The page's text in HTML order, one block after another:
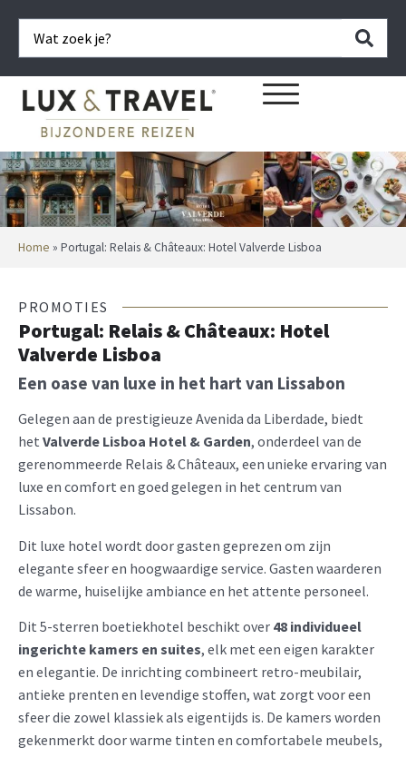
Home » Portugal: Relais & Châteaux: Hotel Valverde Lisboa
PROMOTIES
Portugal: Relais & Châteaux: Hotel
Valverde Lisboa
Een oase van luxe in het hart van Lissabon
Gelegen aan de prestigieuze Avenida da Liberdade, biedt
het Valverde Lisboa Hotel & Garden, onderdeel van de
gerenommeerde Relais & Châteaux, een unieke ervaring van
luxe en comfort en goed gelegen in het centrum van
Lissabon. ​
Dit luxe hotel wordt door gasten geprezen om zijn
elegante sfeer en hoogwaardige service. Gasten waarderen
de warme, huiselijke ambiance en het attente personeel.
Dit 5-sterren boetiekhotel beschikt over 48 individueel
ingerichte kamers en suites, elk met een eigen karakter
en elegantie. De inrichting combineert retro-meubilair,
antieke prenten en levendige stoffen, wat zorgt voor een
sfeer die zowel klassiek als eigentijds is.​ De kamers worden
gekenmerkt door warme tinten en comfortabele meubels,